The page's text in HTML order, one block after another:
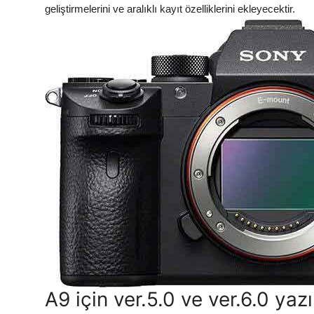
geliştirmelerini ve aralıklı kayıt özelliklerini ekleyecektir.
Α9 için ver.5.0 ve ver.6.0